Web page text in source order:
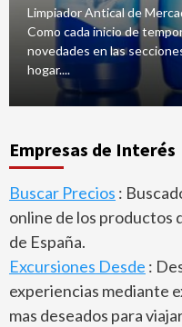
Limpiador Antical de
Como cada inicio de
novedades en las
hogar....
Empresas de Interés
Buscar Precios :
online de los productos
de España.
Excursiones Desde :
experiencias mediante
mas deseados para